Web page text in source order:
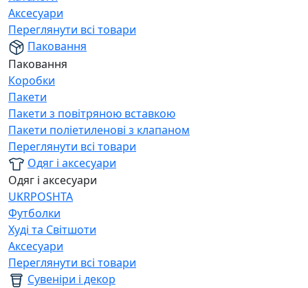
Аксесуари
Переглянути всі товари
Паковання
Паковання
Коробки
Пакети
Пакети з повітряною вставкою
Пакети поліетиленові з клапаном
Переглянути всі товари
Одяг і аксесуари
Одяг і аксесуари
UKRPOSHTA
Футболки
Худі та Світшоти
Аксесуари
Переглянути всі товари
Сувеніри і декор